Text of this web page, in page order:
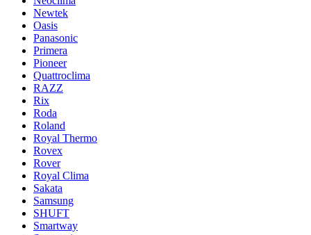
Newtek
Oasis
Panasonic
Primera
Pioneer
Quattroclima
RAZZ
Rix
Roda
Roland
Royal Thermo
Rovex
Rover
Royal Clima
Sakata
Samsung
SHUFT
Smartway